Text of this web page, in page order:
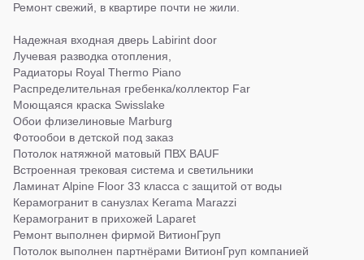
Ремонт свежий, в квартире почти не жили.
Надежная входная дверь Labirint door
Лучевая разводка отопления,
Радиаторы Royal Thermo Piano
Распределительная гребенка/коллектор Far
Моющаяся краска Swisslake
Обои флизелиновые Marburg
Фотообои в детской под заказ
Потолок натяжной матовый ПВХ BAUF
Встроенная трековая система и светильники
Ламинат Alpine Floor 33 класса с защитой от воды
Керамогранит в санузлах Kerama Marazzi
Керамогранит в прихожей Laparet
Ремонт выполнен фирмой ВитионГруп
Потолок выполнен партнёрами ВитионГруп компанией